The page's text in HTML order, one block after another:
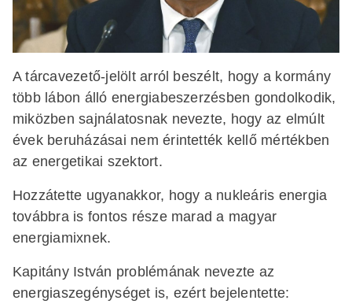
A tárcavezető-jelölt arról beszélt, hogy a kormány
több lábon álló energiabeszerzésben gondolkodik,
miközben sajnálatosnak nevezte, hogy az elmúlt
évek beruházásai nem érintették kellő mértékben
az energetikai szektort.
Hozzátette ugyanakkor, hogy a nukleáris energia
továbbra is fontos része marad a magyar
energiamixnek.
Kapitány István problémának nevezte az
energiaszegénységet is, ezért bejelentette: